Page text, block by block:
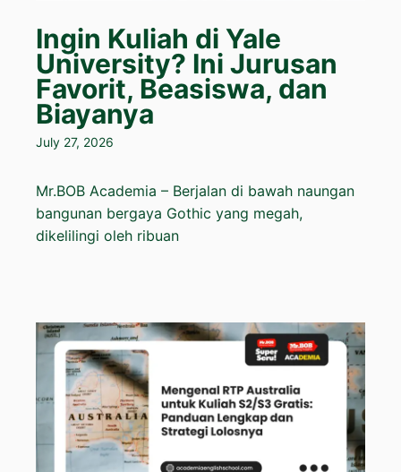
Ingin Kuliah di Yale
University? Ini Jurusan
Favorit, Beasiswa, dan
Biayanya
July 27, 2026
Mr.BOB Academia – Berjalan di bawah naungan
bangunan bergaya Gothic yang megah,
dikelilingi oleh ribuan